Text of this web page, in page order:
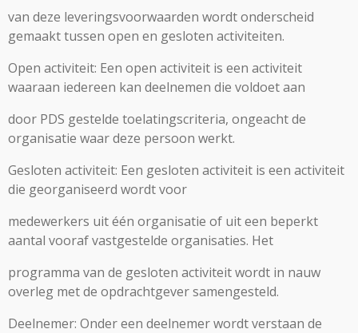
van deze leveringsvoorwaarden wordt onderscheid
gemaakt tussen open en gesloten activiteiten.
Open activiteit: Een open activiteit is een activiteit
waaraan iedereen kan deelnemen die voldoet aan
door PDS gestelde toelatingscriteria, ongeacht de
organisatie waar deze persoon werkt.
Gesloten activiteit: Een gesloten activiteit is een activiteit
die georganiseerd wordt voor
medewerkers uit één organisatie of uit een beperkt
aantal vooraf vastgestelde organisaties. Het
programma van de gesloten activiteit wordt in nauw
overleg met de opdrachtgever samengesteld.
Deelnemer: Onder een deelnemer wordt verstaan de